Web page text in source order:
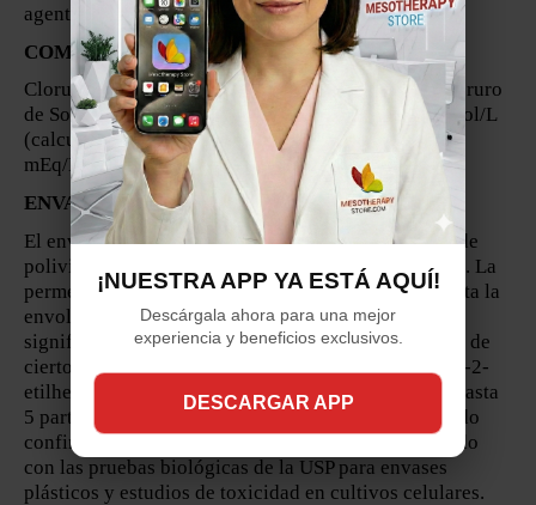
agentes antimicrobianos.
COMPOSICION:
Cloruro de Sodio al 0.9%, USP contiene 9 g/L de Cloruro
de Sodio (NaCl) con una osmolaridad de 308 mOsmol/L
(calculada). Proporciona 154 mEq/L de sodio y 154
mEq/L de cloruro.
ENVASE:
El envase plástico VIAFLEX está hecho de cloruro de
polivinilo especialmente formulado (PL 146 Plastic). La
permeación de agua desde el interior del envase hasta la
envoltura exterior es mínima y no afecta
significativamente la solución. Pequeñas cantidades de
ciertos componentes químicos, como el ftalato de di-2-
etilhexilo (DEHP), pueden filtrarse en la solución (hasta
5 partes por millón). La seguridad del plástico ha sido
confirmada mediante pruebas en animales de acuerdo
con las pruebas biológicas de la USP para envases
plásticos y estudios de toxicidad en cultivos celulares.
¡NUESTRA APP YA ESTÁ AQUÍ!
Descárgala ahora para una mejor
experiencia y beneficios exclusivos.
DESCARGAR APP